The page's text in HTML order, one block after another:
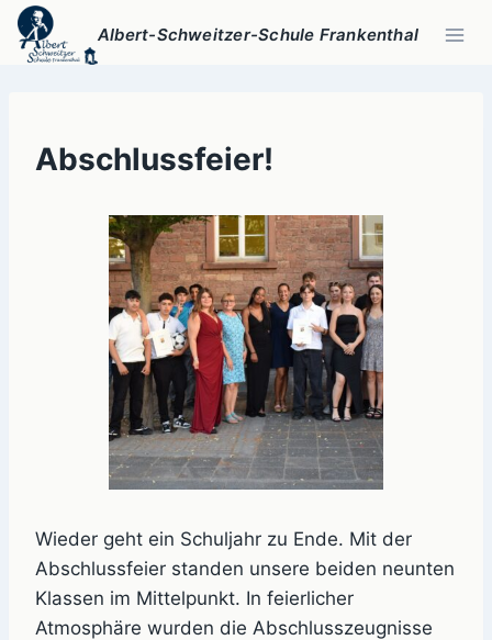
Zum
Inhalt
Albert-Schweitzer-Schule Frankenthal
Abschlussfeier!
Wieder geht ein Schuljahr zu Ende. Mit der
Abschlussfeier standen unsere beiden neunten
Klassen im Mittelpunkt. In feierlicher
Atmosphäre wurden die Abschlusszeugnisse